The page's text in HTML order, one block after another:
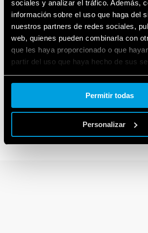
sociales y analizar el tráfico. Además,
información sobre el uso que haga del
nuestros partners de redes sociales,
web, quienes pueden combinarla con
que les haya proporcionado o que
partir del uso que haya hecho de sus
Cookie policy.
Permitir todas
Personalizar
39
SERIES